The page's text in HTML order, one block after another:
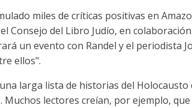
miles de críticas positivas en
Consejo del Libro Judío, en
un evento con Randel y el periodista
ellos".
larga lista de historias del
Muchos lectores creían, por ejemplo,